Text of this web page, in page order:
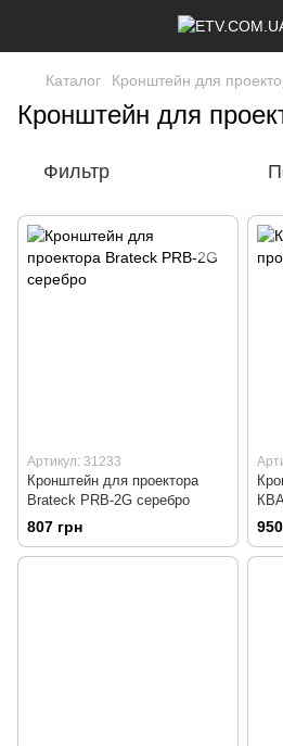
Каталог Кронштейн для
Кронштейн для
Фильтр
Артикул: 31233
Кронштейн для проектора
Brateck PRB-2G серебро
807 грн